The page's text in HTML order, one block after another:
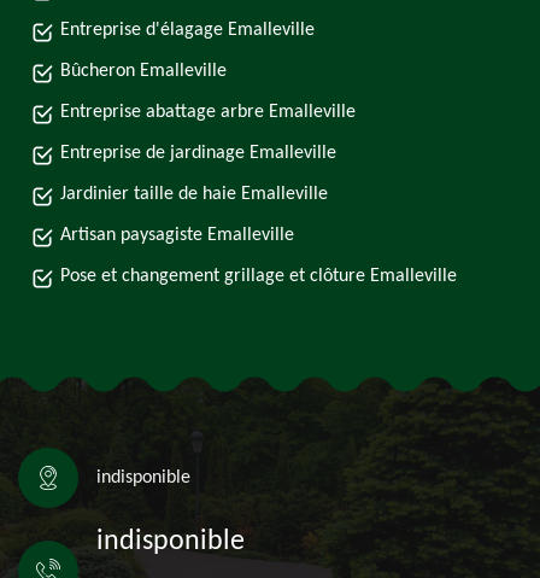
Entreprise d'élagage Emalleville
Bûcheron Emalleville
Entreprise abattage arbre Emalleville
Entreprise de jardinage Emalleville
Jardinier taille de haie Emalleville
Artisan paysagiste Emalleville
Pose et changement grillage et clôture Emalleville
indisponible
indisponible